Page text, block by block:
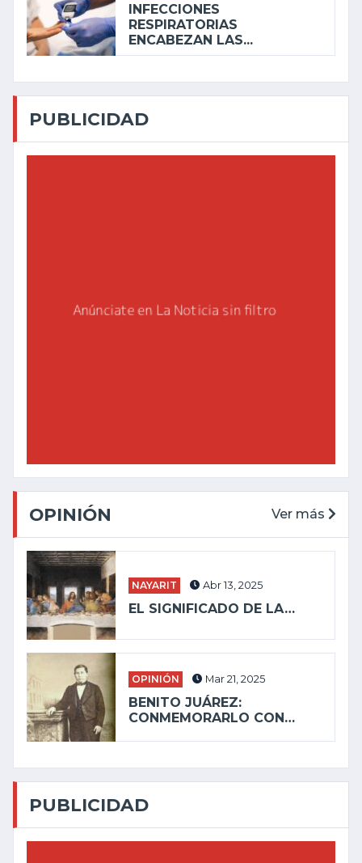
INFECCIONES
RESPIRATORIAS
ENCABEZAN LAS...
PUBLICIDAD
OPINIÓN Ver más
NAYARIT Abr 13, 2025
EL SIGNIFICADO DE LA…
OPINIÓN Mar 21, 2025
BENITO JUÁREZ:
CONMEMORARLO CON…
PUBLICIDAD